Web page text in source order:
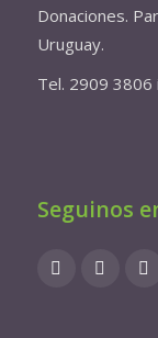
Donaciones.
Uruguay.
Tel. 2909 3806
Seguinos